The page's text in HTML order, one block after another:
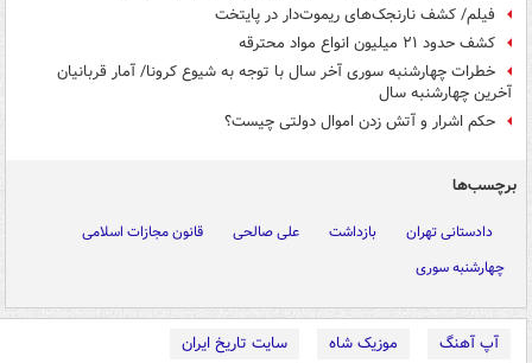
فیلم/ کشف نارنجک‌های ریموت‌دار در پایتخت
کشف حدود ۲۱ میلیون انواع مواد محترقه
خطرات چهارشنبه سوری آخر سال با توجه به شیوع کرونا/ آمار قربانیان
آخرین چهارشنبه سال
حکم اشرار و آتش زدن اموال دولتی چیست؟
برچسب‌ها
دادستانی تهران بازداشت علی صالحی
قانون مجازات اسلامی
چهارشنبه سوری
آپ آهنگ موزیک شاه
سایت تاریخ ایران